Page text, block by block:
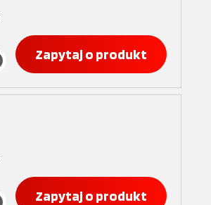
Zapytaj o produkt
Zapytaj o produkt